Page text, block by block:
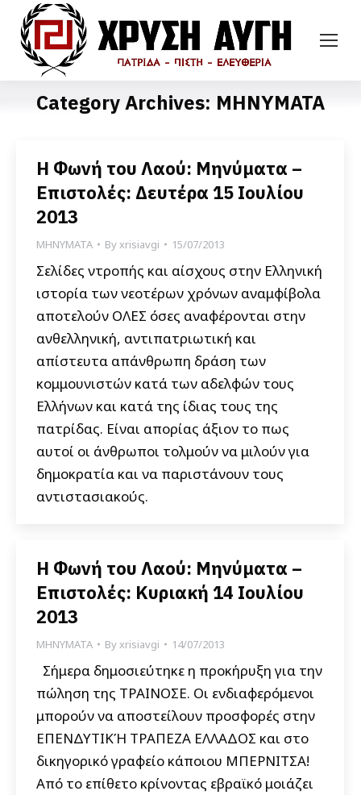
Category Archives: ΜΗΝΥΜΑΤΑ
Η Φωνή του Λαού: Μηνύματα –
Επιστολές: Δευτέρα 15 Ιουλίου
2013
ΜΗΝΥΜΑΤΑ Byxrisiavgi 15/07/2013
Σελίδες ντροπής και αίσχους στην Ελληνική
ιστορία των νεοτέρων χρόνων αναμφίβολα
αποτελούν ΟΛΕΣ όσες αναφέρονται στην
ανθελληνική, αντιπατριωτική και
απίστευτα απάνθρωπη δράση των
κομμουνιστών κατά των αδελφών τους
Ελλήνων και κατά της ίδιας τους της
πατρίδας. Είναι απορίας άξιον το πως
αυτοί οι άνθρωποι τολμούν να μιλούν για
δημοκρατία και να παριστάνουν τους
αντιστασιακούς.
Η Φωνή του Λαού: Μηνύματα –
Επιστολές: Κυριακή 14 Ιουλίου
2013
ΜΗΝΥΜΑΤΑ Byxrisiavgi 14/07/2013
Σήμερα δημοσιεύτηκε η προκήρυξη για την
πώληση της ΤΡΑΙΝΟΣΕ. Οι ενδιαφερόμενοι
μπορούν να αποστείλουν προσφορές στην
ΕΠΕΝΔΥΤΙΚΉ ΤΡΑΠΕΖΑ ΕΛΛΑΔΟΣ και στο
δικηγορικό γραφείο κάποιου ΜΠΕΡΝΙΤΣΑ!
Από το επίθετο κρίνοντας εβραϊκό μοιάζει